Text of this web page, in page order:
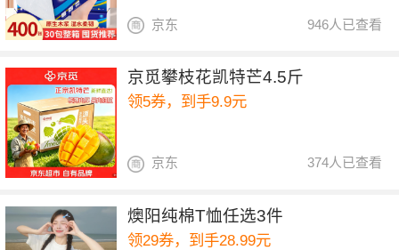
946人已查看
京东
京觅攀枝花凯特芒4.5斤
领5券，到手9.9元
374人已查看
京东
燠阳纯棉T恤任选3件
领29券，到手28.99元